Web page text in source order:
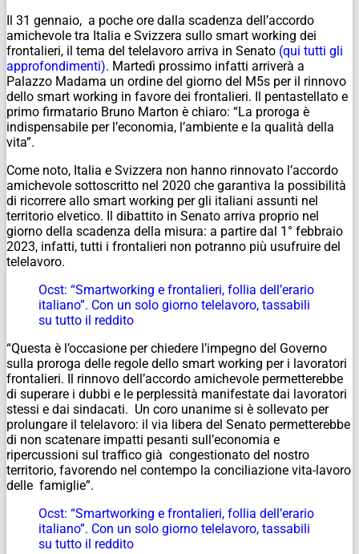
Il 31 gennaio, a poche ore dalla scadenza dell’accordo
amichevole tra Italia e Svizzera sullo smart working dei
frontalieri, il tema del telelavoro arriva in Senato (qui tutti gli
approfondimenti). Martedì prossimo infatti arriverà a
Palazzo Madama un ordine del giorno del M5s per il rinnovo
dello smart working in favore dei frontalieri. Il pentastellato e
primo firmatario Bruno Marton è chiaro: “La proroga è
indispensabile per l’economia, l’ambiente e la qualità della
vita”.
Come noto, Italia e Svizzera non hanno rinnovato l’accordo
amichevole sottoscritto nel 2020 che garantiva la possibilità
di ricorrere allo smart working per gli italiani assunti nel
territorio elvetico. Il dibattito in Senato arriva proprio nel
giorno della scadenza della misura: a partire dal 1° febbraio
2023, infatti, tutti i frontalieri non potranno più usufruire del
telelavoro.
Ocst: “Smartworking e frontalieri, follia dell’erario
italiano”. Con un solo giorno telelavoro, tassabili
su tutto il reddito
“Questa è l’occasione per chiedere l’impegno del Governo
sulla proroga delle regole dello smart working per i lavoratori
frontalieri. Il rinnovo dell’accordo amichevole permetterebbe
di superare i dubbi e le perplessità manifestate dai lavoratori
stessi e dai sindacati. Un coro unanime si è sollevato per
prolungare il telelavoro: il via libera del Senato permetterebbe
di non scatenare impatti pesanti sull’economia e
ripercussioni sul traffico già congestionato del nostro
territorio, favorendo nel contempo la conciliazione vita-lavoro
delle famiglie”.
Ocst: “Smartworking e frontalieri, follia dell’erario
italiano”. Con un solo giorno telelavoro, tassabili
su tutto il reddito